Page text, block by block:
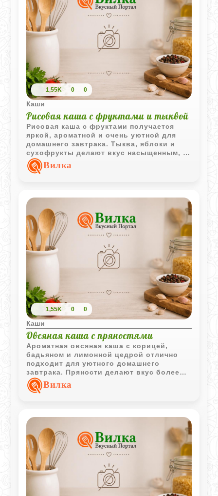
1,55K 0 0
Каши
Рисовая каша с фруктами и тыквой
Рисовая каша с фруктами получается
яркой, ароматной и очень уютной для
домашнего завтрака. Тыква, яблоки и
сухофрукты делают вкус насыщенным, а
лёгкая корица добавляет тёплый пряный
оттенок.
Вилка
1,55K 0 0
Каши
Овсяная каша с пряностями
Ароматная овсяная каша с корицей,
бадьяном и лимонной цедрой отлично
подходит для уютного домашнего
завтрака. Пряности делают вкус более
насыщенным, а молочная основа придаёт
каше мягкую текстуру.
Вилка